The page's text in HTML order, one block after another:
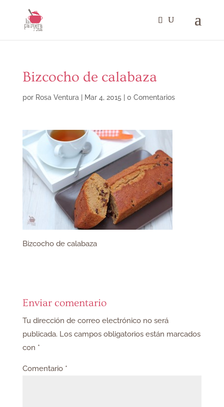
Bizcocho de calabaza
por Rosa Ventura Mar 4, 2015 0 Comentarios
Bizcocho de calabaza
Enviar comentario
Tu dirección de correo electrónico no será
publicada. Los campos obligatorios están marcados
con *
Comentario *